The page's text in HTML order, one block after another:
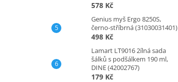
578 Kč
Genius myš Ergo 8250S,
černo-stříbrná (31030031401)
498 Kč
Lamart LT9016 2ílná sada
šálků s podšálkem 190 ml,
DINE (42002767)
179 Kč